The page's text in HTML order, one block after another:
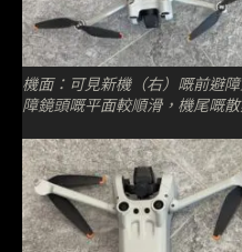
機面：可見新機（右）嘅前避
障鏡頭嘅平面較順滑，機尾嘅